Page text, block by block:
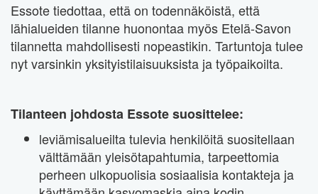
Essote tiedottaa, että on todennäköistä, että
lähialueiden tilanne huonontaa myös Etelä-Savon
tilannetta mahdollisesti nopeastikin. Tartuntoja tulee
nyt varsinkin yksityistilaisuuksista ja työpaikoilta.
Tilanteen johdosta Essote suosittelee:
leviämisalueilta tulevia henkilöitä suositellaan
välttämään yleisötapahtumia, tarpeettomia
perheen ulkopuolisia sosiaalisia kontakteja ja